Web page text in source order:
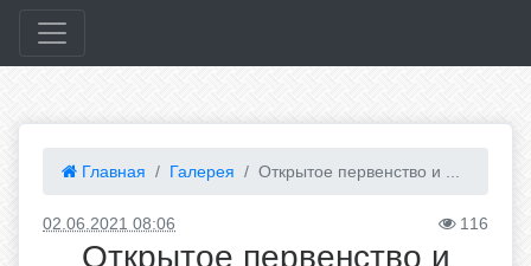
Главная Галерея Открытое первенство и ...
02.06.2021 08:06 116
Открытое первенство и